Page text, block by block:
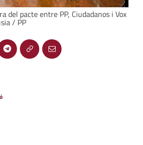
del pacte entre PP, Ciudadanos i Vox
/ PP